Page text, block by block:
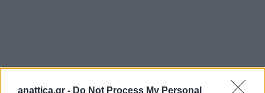
anattica.gr - Do Not Process My Personal